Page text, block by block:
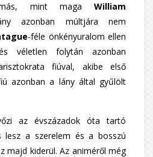
mint maga William
azonban múltjára nem
-féle önkényuralom ellen
véletlen folytán azonban
fiúval, akibe első
azonban a lány által gyűlölt
az évszázadok óta tartó
lesz a szerelem és a bosszú
majd kiderül. Az animéről még